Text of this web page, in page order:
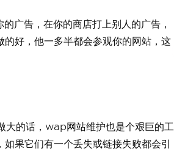
广告，在你的商店打上别人的广告，
好，他一多半都会参观你的网站，这
的话，wap网站维护也是个艰巨的工
果它们有一个丢失或链接失败都会引